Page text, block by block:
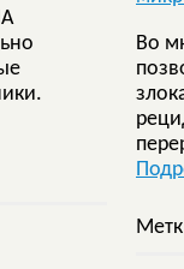
Во